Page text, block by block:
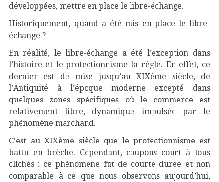
développées, mettre en place le libre-échange.
Historiquement, quand a été mis en place le libre-
échange ?
En réalité, le libre-échange a été l’exception dans
l’histoire et le protectionnisme la règle. En effet, ce
dernier est de mise jusqu’au XIXème siècle, de
l’Antiquité à l’époque moderne excepté dans
quelques zones spécifiques où le commerce est
relativement libre, dynamique impulsée par le
phénomène marchand.
C’est au XIXème siècle que le protectionnisme est
battu en brèche. Cependant, coupons court à tous
clichés : ce phénomène fut de courte durée et non
comparable à ce que nous observons aujourd’hui,